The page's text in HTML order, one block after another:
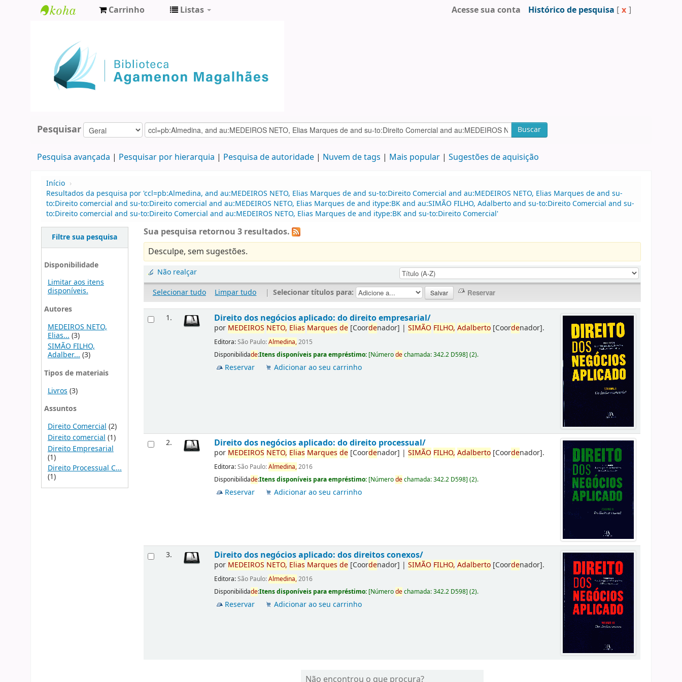
Agamenon
Magalhães
Carrinho Listas Acesse sua conta Histórico de pesquisa [ x ]
Pesquisar Buscar
Pesquisa avançada Pesquisar por hierarquia Pesquisa de autoridade Nuvem de tags Mais popular Sugestões de aquisição
Início ›
Resultados da pesquisa por 'ccl=pb:Almedina, and au:MEDEIROS NETO, Elias Marques de and su-to:Direito Comercial and au:MEDEIROS NETO, Elias Marques de and su-
to:Direito comercial and su-to:Direito comercial and au:MEDEIROS NETO, Elias Marques de and itype:BK and au:SIMÃO FILHO, Adalberto and su-to:Direito Comercial and su-
to:Direito comercial and su-to:Direito Comercial and au:MEDEIROS NETO, Elias Marques de and itype:BK and su-to:Direito Comercial'
Filtre sua pesquisa
Disponibilidade
Limitar aos itens
disponíveis.
Autores
MEDEIROS NETO,
Elias... (3)
SIMÃO FILHO,
Adalber...(3)
Tipos de materiais
Livros (3)
Assuntos
Direito Comercial (2)
Direito comercial (1)
Direito Empresarial
(1)
Direito Processual C...
(1)
Sua pesquisa retornou 3 resultados.
Desculpe, sem sugestões.
Não realçar
Selecionar tudo
Limpar tudo | Selecionar títulos para:
1. Direito dos negócios aplicado: do direito empresarial/
por MEDEIROS NETO, Elias Marques de [Coordenador] |SIMÃO FILHO, Adalberto [Coordenador].
Editora:São Paulo:Almedina,2015
Disponibilidade:Itens disponíveis para empréstimo: [Númerodechamada:342.2 D598](2).
Reservar Adicionar ao seu carrinho
2. Direito dos negócios aplicado: do direito processual/
por MEDEIROS NETO, Elias Marques de [Coordenador] |SIMÃO FILHO, Adalberto [Coordenador].
Editora:São Paulo:Almedina,2016
Disponibilidade:Itens disponíveis para empréstimo: [Númerodechamada:342.2 D598](2).
Reservar Adicionar ao seu carrinho
3. Direito dos negócios aplicado: dos direitos conexos/
por MEDEIROS NETO, Elias Marques de [Coordenador] |SIMÃO FILHO, Adalberto [Coordenador].
Editora:São Paulo:Almedina,2016
Disponibilidade:Itens disponíveis para empréstimo: [Númerodechamada:342.2 D598](2).
Reservar Adicionar ao seu carrinho